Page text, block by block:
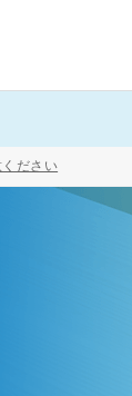
ださい